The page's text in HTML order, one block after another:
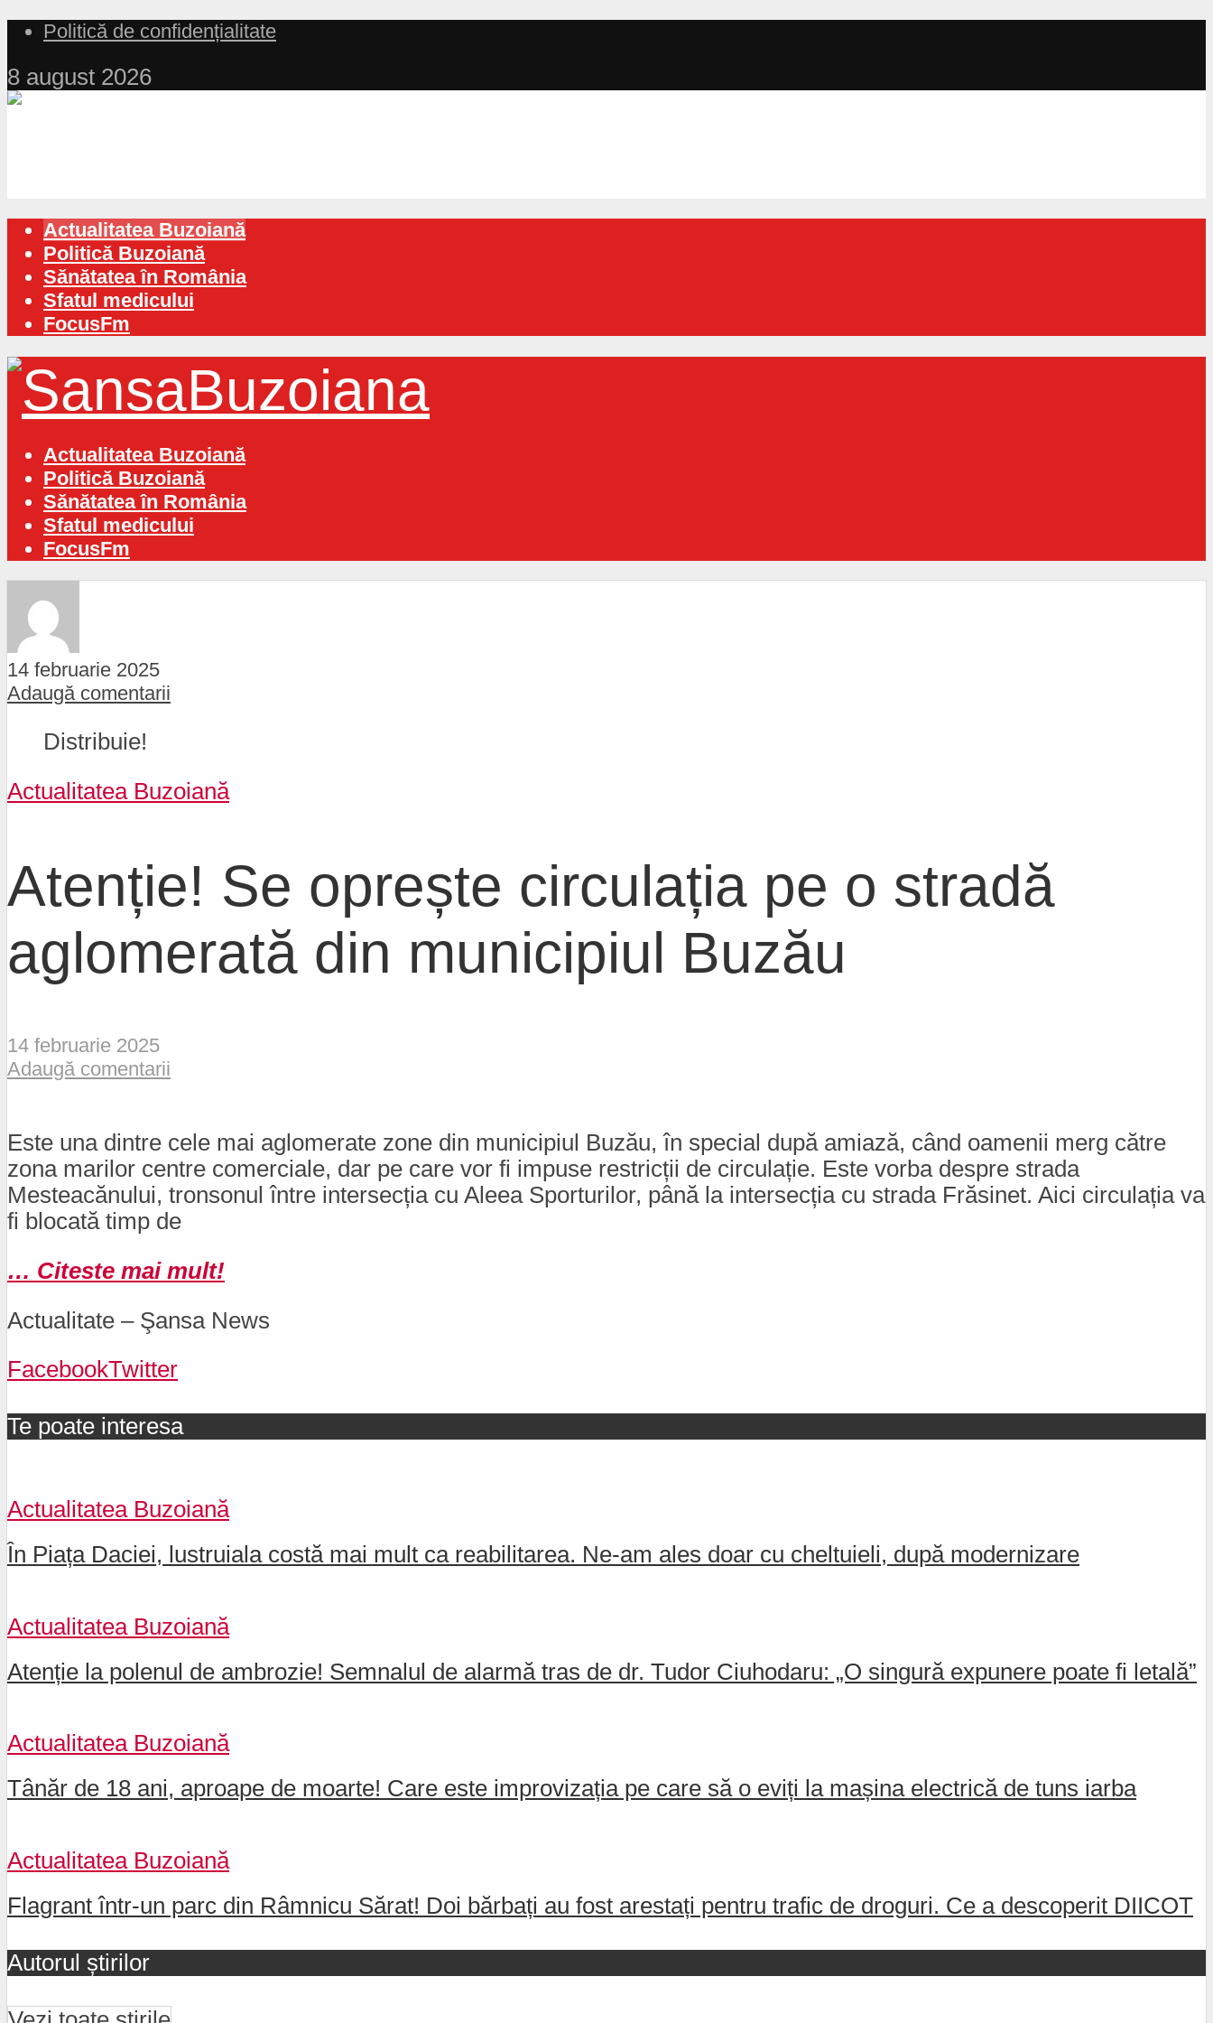
Politică de confidențialitate
8 august 2026
Actualitatea Buzoiană
Politică Buzoiană
Sănătatea în România
Sfatul medicului
FocusFm
Actualitatea Buzoiană
Politică Buzoiană
Sănătatea în România
Sfatul medicului
FocusFm
14 februarie 2025
Adaugă comentarii
Distribuie!
Actualitatea Buzoiană
Atenție! Se oprește circulația pe o stradă
aglomerată din municipiul Buzău
14 februarie 2025
Adaugă comentarii
Este una dintre cele mai aglomerate zone din municipiul Buzău, în special după amiază, când oamenii merg către
zona marilor centre comerciale, dar pe care vor fi impuse restricții de circulație. Este vorba despre strada
Mesteacănului, tronsonul între intersecția cu Aleea Sporturilor, până la intersecția cu strada Frăsinet. Aici circulația va
fi blocată timp de
… Citeste mai mult!
Actualitate – Şansa News
FacebookTwitter
Te poate interesa
Actualitatea Buzoiană
În Piața Daciei, lustruiala costă mai mult ca reabilitarea. Ne-am ales doar cu cheltuieli, după modernizare
Actualitatea Buzoiană
Atenție la polenul de ambrozie! Semnalul de alarmă tras de dr. Tudor Ciuhodaru: „O singură expunere poate fi letală”
Actualitatea Buzoiană
Tânăr de 18 ani, aproape de moarte! Care este improvizația pe care să o eviți la mașina electrică de tuns iarba
Actualitatea Buzoiană
Flagrant într-un parc din Râmnicu Sărat! Doi bărbați au fost arestați pentru trafic de droguri. Ce a descoperit DIICOT
Autorul știrilor